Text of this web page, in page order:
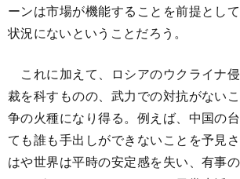
ーンは市場が機能することを前提とし
状況にないということだろう。
これに加えて、ロシアのウクライナ
裁を科すものの、武力での対抗がない
争の火種になり得る。例えば、中国の
ても誰も手出しができないことを予見
はや世界は平時の安定感を失い、有事